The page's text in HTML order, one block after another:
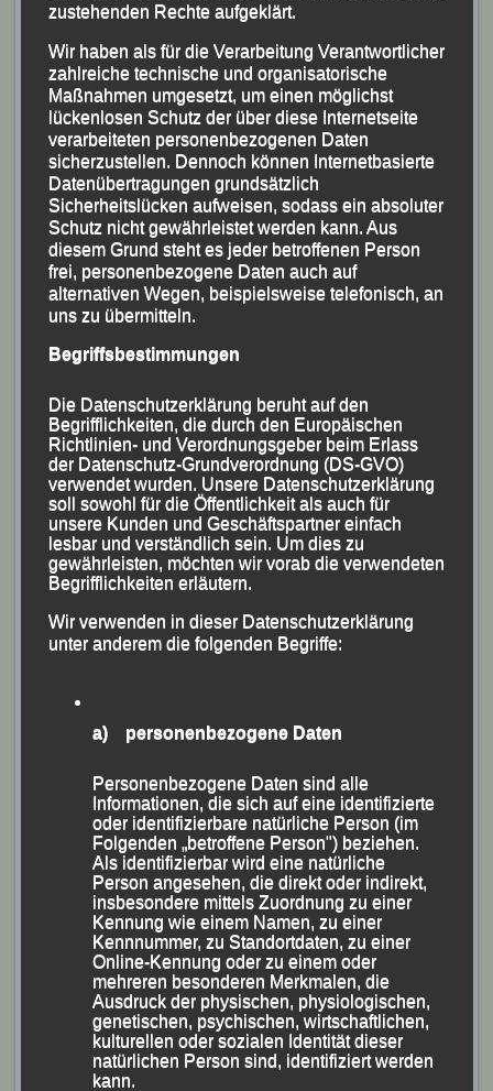
Eva Schultz (471) auf dem Weg zur Bayerischen
Meisterschaft über 5000m der Frauen.
Aufgrund ihrer Meldezeit warEva Schultzbereits im
Vorfeld als Favoritin über 5.000m der Frauen gehandelt
worden. Nach dem Start legten die Damen die ersten
1.000 m ein relativ flottes Tempo vor und Maria Kerres
(SWC Regensburg), Theresa Ortenreiter (LG
Stadtwerke München) undEva Schultzhatten sich
bereits deutlich vom Feld abgesetzt.
Dann entwickelte sich allerding ein taktisches Rennen,
bevor die Regensburgerin Kerres bei der 4.000-m-
abreißen lassen. Knapp 300m vor dem Ziel zog
Schultzdann ihrerseits das Tempo an, konnte sich
sofort absetzen und erkämpfte sich nach 17:16,58
Minuten die Bayerische Meisterschaft vor Maria Kerres
und der Drittplatzierten Theresa Ortenreiter.
zustehenden Rechte aufgeklärt.
Wir haben als für die Verarbeitung Verantwortlicher
zahlreiche technische und organisatorische
Maßnahmen umgesetzt, um einen möglichst
lückenlosen Schutz der über diese Internetseite
verarbeiteten personenbezogenen Daten
sicherzustellen. Dennoch können Internetbasierte
Datenübertragungen grundsätzlich
Sicherheitslücken aufweisen, sodass ein absoluter
Schutz nicht gewährleistet werden kann. Aus
diesem Grund steht es jeder betroffenen Person
frei, personenbezogene Daten auch auf
alternativen Wegen, beispielsweise telefonisch, an
uns zu übermitteln.
Begriffsbestimmungen
Die Datenschutzerklärung beruht auf den
Begrifflichkeiten, die durch den Europäischen
Richtlinien- und Verordnungsgeber beim Erlass
der Datenschutz-Grundverordnung (DS-GVO)
verwendet wurden. Unsere Datenschutzerklärung
soll sowohl für die Öffentlichkeit als auch für
unsere Kunden und Geschäftspartner einfach
lesbar und verständlich sein. Um dies zu
gewährleisten, möchten wir vorab die verwendeten
Begrifflichkeiten erläutern.
Wir verwenden in dieser Datenschutzerklärung
unter anderem die folgenden Begriffe:
a) personenbezogene Daten
Personenbezogene Daten sind alle
Informationen, die sich auf eine identifizierte
oder identifizierbare natürliche Person (im
Folgenden „betroffene Person") beziehen.
Als identifizierbar wird eine natürliche
Person angesehen, die direkt oder indirekt,
insbesondere mittels Zuordnung zu einer
Kennung wie einem Namen, zu einer
Kennnummer, zu Standortdaten, zu einer
Online-Kennung oder zu einem oder
mehreren besonderen Merkmalen, die
Ausdruck der physischen, physiologischen,
genetischen, psychischen, wirtschaftlichen,
kulturellen oder sozialen Identität dieser
natürlichen Person sind, identifiziert werden
kann.